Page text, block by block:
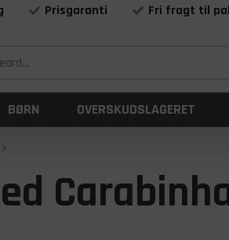
Prisgaranti Fri fragt til
BØRN OVERSKUDSLAGERET